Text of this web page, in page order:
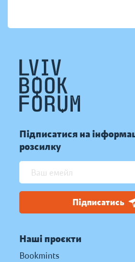
Підписатися на
розсилку
Підписатись
Наші проєкти
Bookmints